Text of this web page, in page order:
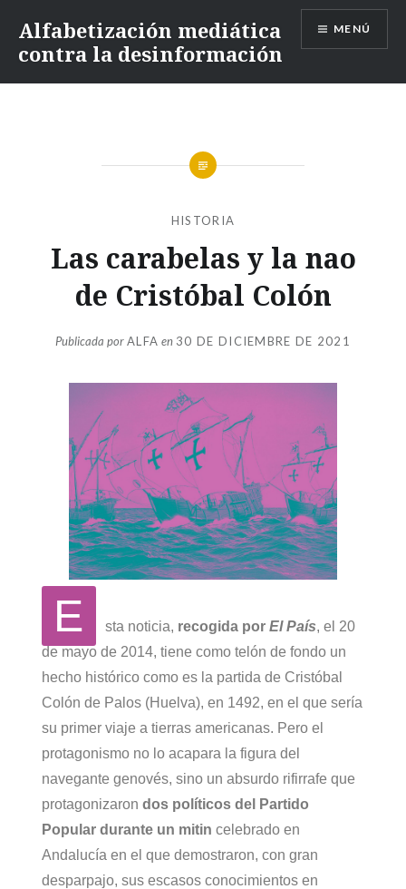
Alfabetización mediática
contra la desinformación
MENÚ
HISTORIA
Las carabelas y la nao
de Cristóbal Colón
Publicada porALFA en 30 DE DICIEMBRE DE 2021
E sta noticia, recogida por El País, el 20
de mayo de 2014, tiene como telón de fondo un
hecho histórico como es la partida de Cristóbal
Colón de Palos (Huelva), en 1492, en el que sería
su primer viaje a tierras americanas. Pero el
protagonismo no lo acapara la figura del
navegante genovés, sino un absurdo rifirrafe que
protagonizaron dos políticos del Partido
Popular durante un mitin celebrado en
Andalucía en el que demostraron, con gran
desparpajo, sus escasos conocimientos en